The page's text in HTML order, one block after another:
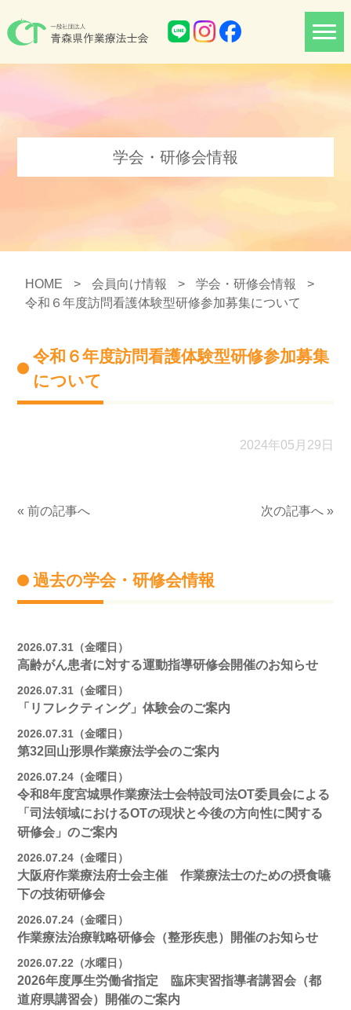
学会・研修会情報
HOME > 会員向け情報 > 学会・研修会情報
>
令和６年度訪問看護体験型研修参加募集について
令和６年度訪問看護体験型研修参加募集
について
2024年05月29日
« 前の記事へ 次の記事へ »
過去の学会・研修会情報
2026.07.31（金曜日）
高齢がん患者に対する運動指導研修会開催のお知らせ
2026.07.31（金曜日）
「リフレクティング」体験会のご案内
2026.07.31（金曜日）
第32回山形県作業療法学会のご案内
2026.07.24（金曜日）
令和8年度宮城県作業療法士会特設司法OT委員会による
「司法領域におけるOTの現状と今後の方向性に関する
研修会」のご案内
2026.07.24（金曜日）
大阪府作業療法府士会主催 作業療法士のための摂食嚥
下の技術研修会
2026.07.24（金曜日）
作業療法治療戦略研修会（整形疾患）開催のお知らせ
2026.07.22（水曜日）
2026年度厚生労働省指定 臨床実習指導者講習会（都
道府県講習会）開催のご案内